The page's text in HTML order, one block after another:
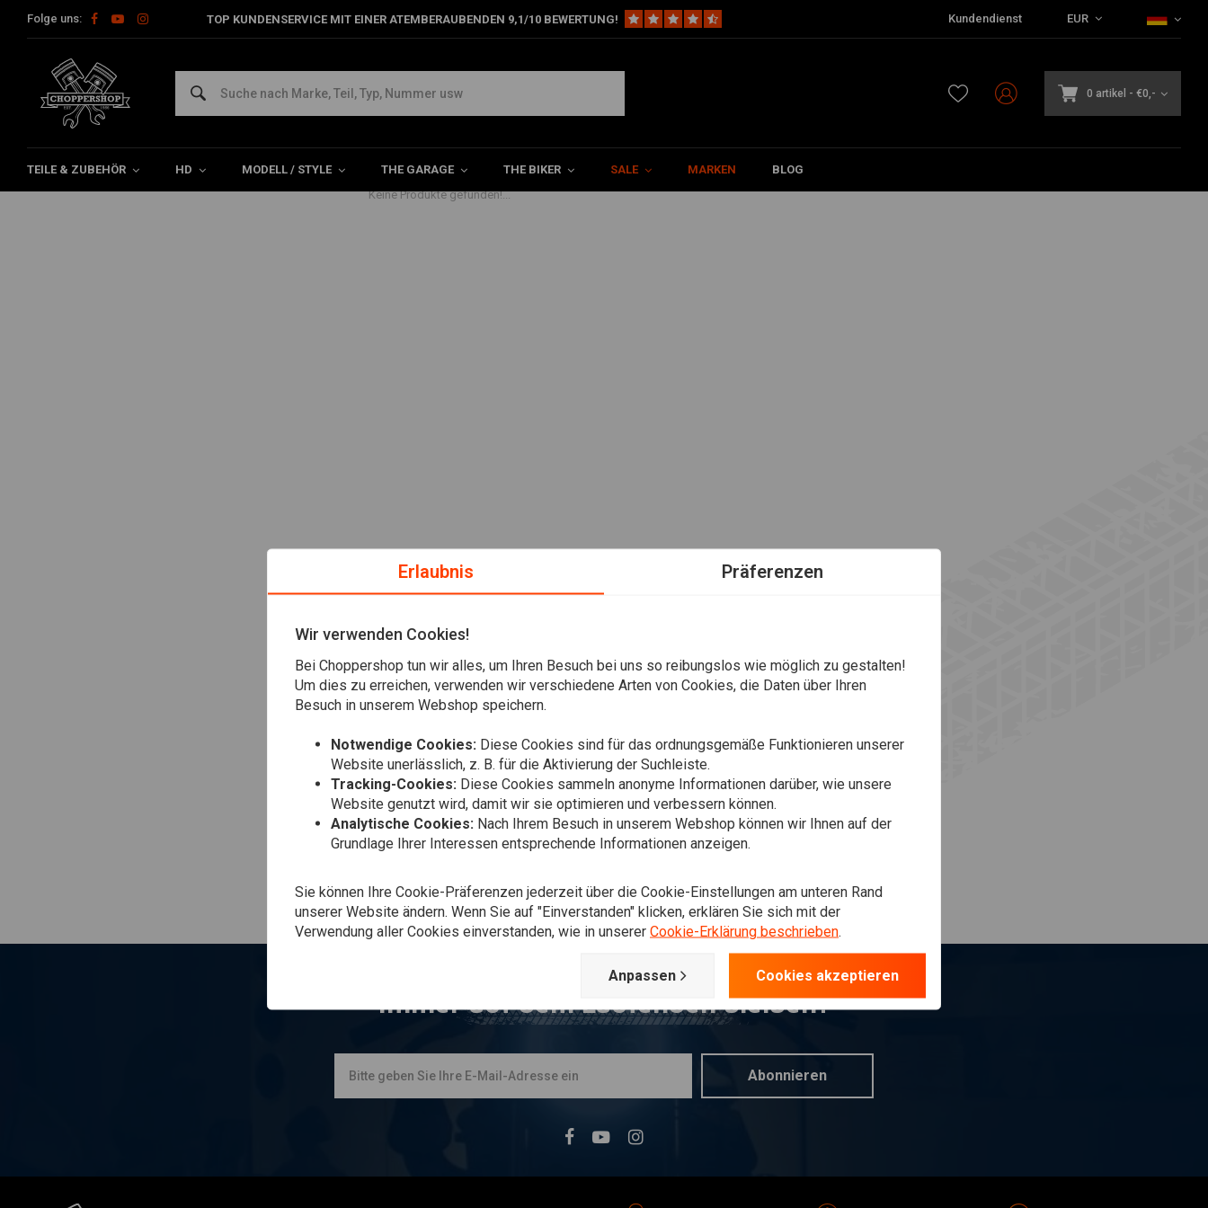
Folge uns: TOP KUNDENSERVICE MIT EINER ATEMBERAUBENDEN 9,1/10 BEWERTUNG! Kundendienst EUR
0 artikel - €0,-
TEILE & ZUBEHÖR HD MODELL / STYLE THE GARAGE THE BIKER SALE MARKEN BLOG
Marken
Keine Produkte gefunden!...
Immer auf dem Laufenden bleiben?
Abonnieren
Erlaubnis Präferenzen
Wir verwenden Cookies!
Bei Choppershop tun wir alles, um Ihren Besuch bei uns so reibungslos wie möglich zu gestalten!
Um dies zu erreichen, verwenden wir verschiedene Arten von Cookies, die Daten über Ihren
Besuch in unserem Webshop speichern.
Notwendige Cookies: Diese Cookies sind für das ordnungsgemäße Funktionieren unserer
Website unerlässlich, z. B. für die Aktivierung der Suchleiste.
Tracking-Cookies: Diese Cookies sammeln anonyme Informationen darüber, wie unsere
Website genutzt wird, damit wir sie optimieren und verbessern können.
Analytische Cookies: Nach Ihrem Besuch in unserem Webshop können wir Ihnen auf der
Grundlage Ihrer Interessen entsprechende Informationen anzeigen.
Sie können Ihre Cookie-Präferenzen jederzeit über die Cookie-Einstellungen am unteren Rand
unserer Website ändern. Wenn Sie auf "Einverstanden" klicken, erklären Sie sich mit der
Verwendung aller Cookies einverstanden, wie in unserer Cookie-Erklärung beschrieben.
Anpassen Cookies akzeptieren